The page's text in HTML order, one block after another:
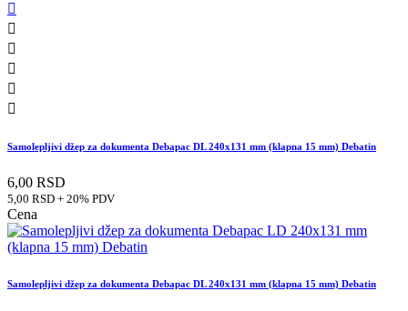






Samolepljivi džep za dokumenta Debapac DL 240x131 mm (klapna 15 mm) Debatin
6,00 RSD
5,00 RSD + 20% PDV
Cena
Samolepljivi džep za dokumenta Debapac DL 240x131 mm (klapna 15 mm) Debatin